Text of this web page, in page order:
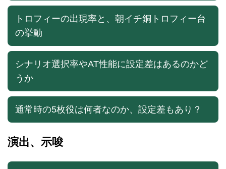
トロフィーの出現率と、朝イチ銅トロフィー台
の挙動
シナリオ選択率やAT性能に設定差はあるのかど
うか
通常時の5枚役は何者なのか、設定差もあり？
演出、示唆